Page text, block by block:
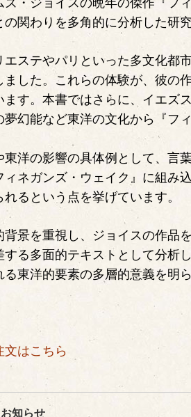
ズ・ジョイスの晩年の傑作『フ
関わりを多角的に分析した研究
エステやパリといった多文化都
ました。これらの体験が、彼の
ます。本書ではさらに、イエズ
夢幻能など東洋の文化から『フ
東洋の影響の具体例として、言
ィネガンズ・ウェイク』に組み
るという点を挙げています。
背景を重視し、ジョイスの作品
する多面的テキストとして分析
る東洋的要素の多層的意義を明
文はこちら
知らせ